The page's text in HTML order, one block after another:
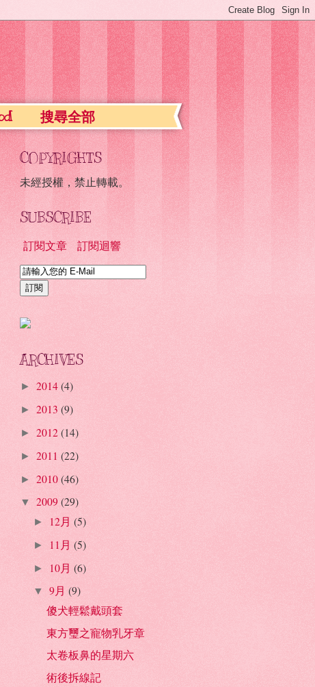
搜尋全部
COPYRIGHTS
未經授權，禁止轉載。
SUBSCRIBE
訂閱文章 訂閱迴響
ARCHIVES
► 2014(4)
► 2013 (9)
► 2012(14)
► 2011 (22)
► 2010(46)
▼ 2009(29)
► 12月 (5)
► 11月 (5)
► 10月 (6)
▼ 9月 (9)
傻犬輕鬆戴頭套
東方璽之寵物乳牙章
太卷板鼻的星期六
術後拆線記